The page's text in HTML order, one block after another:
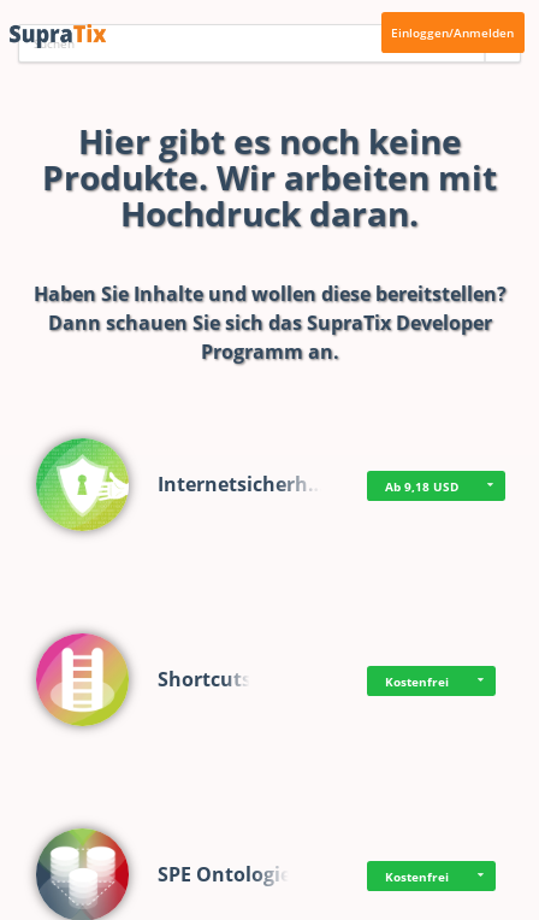
Einloggen/Anmelden
Hier gibt es noch keine
Produkte. Wir arbeiten mit
Hochdruck daran.
Haben Sie Inhalte und wollen diese bereitstellen?
Dann schauen Sie sich dasSupraTix Developer
Programman.
Internetsicherh… Ab 9,18 USD
Shortcuts Kostenfrei
SPE Ontologie Kostenfrei